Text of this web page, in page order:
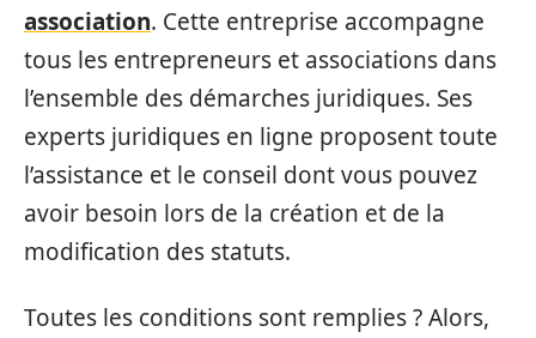
association. Cette entreprise accompagne
tous les entrepreneurs et associations dans
l’ensemble des démarches juridiques. Ses
experts juridiques en ligne proposent toute
l’assistance et le conseil dont vous pouvez
avoir besoin lors de la création et de la
modification des statuts.
Toutes les conditions sont remplies ? Alors,